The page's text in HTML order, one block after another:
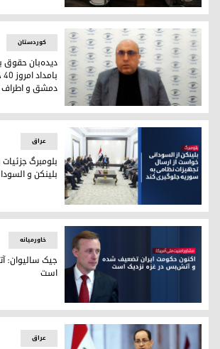
"نشست آینده‌ی سوریە" با شرکت
رامی عبدالرحمن، مدیر دیده‌بان حقوق
کوردستان
دیده‌بان حقوق
دمشق و
بلومبرگ جزئیات بیش‌تری در مورد دیدار
عراق
بلومبرگ
بلینکن و
جیک سالیوان، مشاور امنیت ملی آمریکا
خاورمیانه
جیک سالیوان:
است
عراق